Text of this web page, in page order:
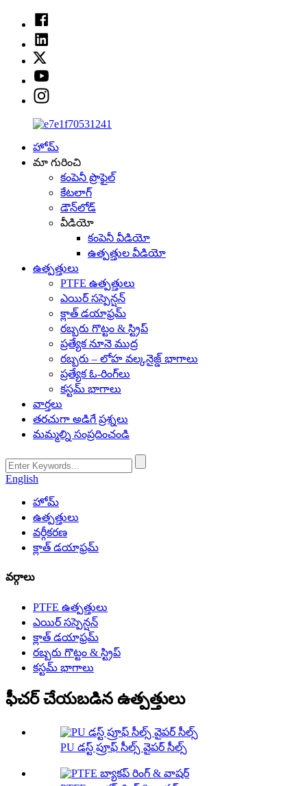
హోమ్
మా గురించి
కంపెనీ ప్రొఫైల్
కేటలాగ్
డౌన్‌లోడ్
వీడియో
కంపెనీ వీడియో
ఉత్పత్తుల వీడియో
ఉత్పత్తులు
PTFE ఉత్పత్తులు
ఎయిర్ సస్పెన్షన్
క్లాత్ డయాఫ్రమ్
రబ్బరు గొట్టం & స్ట్రిప్
ప్రత్యేక నూనె ముద్ర
రబ్బరు – లోహ వల్కనైజ్డ్ భాగాలు
ప్రత్యేక ఓ-రింగ్‌లు
కస్టమ్ భాగాలు
వార్తలు
తరచుగా అడిగే ప్రశ్నలు
మమ్మల్ని సంప్రదించండి
English
హోమ్
ఉత్పత్తులు
వర్గీకరణ
క్లాత్ డయాఫ్రమ్
వర్గాలు
PTFE ఉత్పత్తులు
ఎయిర్ సస్పెన్షన్
క్లాత్ డయాఫ్రమ్
రబ్బరు గొట్టం & స్ట్రిప్
కస్టమ్ భాగాలు
ఫీచర్ చేయబడిన ఉత్పత్తులు
PU డస్ట్ ప్రూఫ్ సీల్స్ వైపర్ సీల్స్